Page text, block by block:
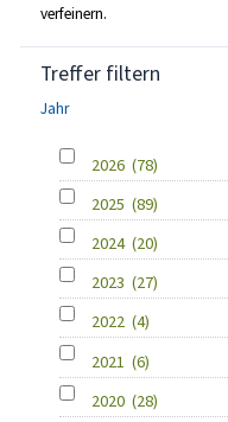
verfeinern.
Treffer filtern
Jahr
2026 (78)
2025 (89)
2024 (20)
2023 (27)
2022 (4)
2021 (6)
2020 (28)